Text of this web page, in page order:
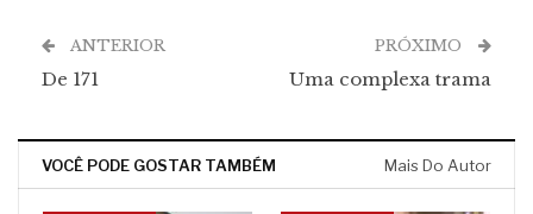
ANTERIOR
De 171
PRÓXIMO
Uma complexa trama
VOCÊ PODE GOSTAR TAMBÉM Mais Do Autor